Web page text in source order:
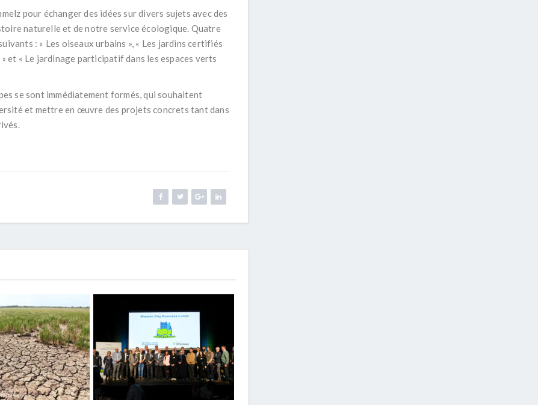
pour échanger des idées sur divers sujets avec des
naturelle et de notre service écologique. Quatre
: « Les oiseaux urbains », « Les jardins certifiés
et « Le jardinage participatif dans les espaces verts
se sont immédiatement formés, qui souhaitent
et mettre en œuvre des projets concrets tant dans